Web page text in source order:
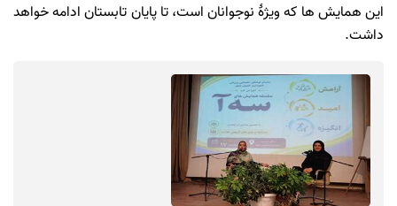
این همایش ها که ویژۀ نوجوانان است، تا پایان تابستان ادامه خواهد
داشت.